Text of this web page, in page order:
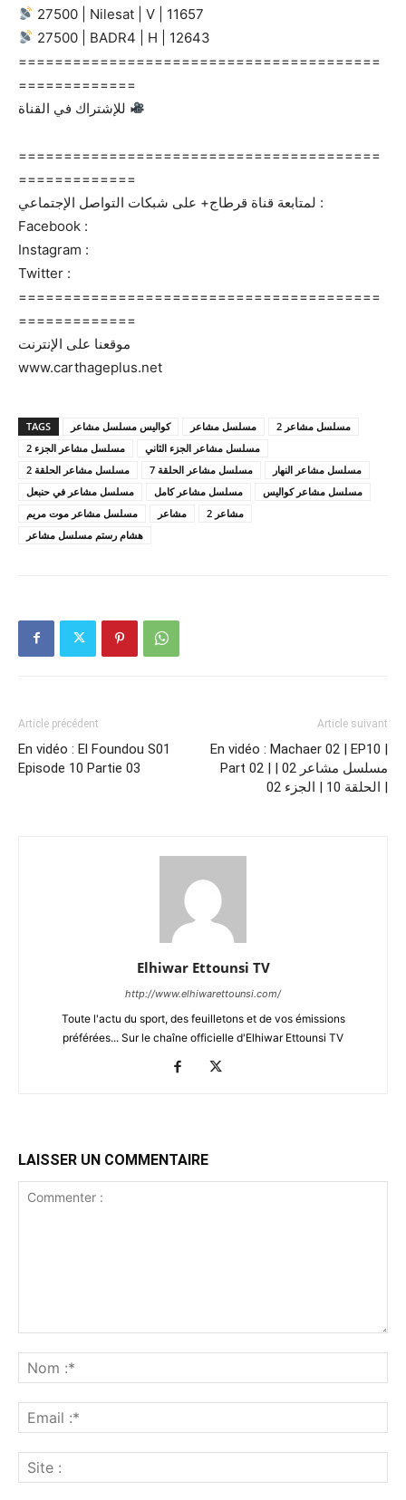
27500 | Nilesat | V | 11657
27500 | BADR4 | H | 12643
========================================
=============
========================================
=============
لمتابعة قناة قرطاج+ على شبكات التواصل الإجتماعي :
Facebook :
Instagram :
Twitter :
========================================
=============
موقعنا على الإنترنت
www.carthageplus.net
TAGS كواليس مسلسل مشاعر مسلسل مشاعر
مسلسل مشاعر 2
مسلسل مشاعر الجزء 2
مسلسل مشاعر الجزء الثاني
مسلسل مشاعر الحلقة 2
مسلسل مشاعر الحلقة 7
مسلسل مشاعر النهار
مسلسل مشاعر في حنبعل
مسلسل مشاعر كامل
مسلسل مشاعر كواليس
مسلسل مشاعر موت مريم
مشاعر
مشاعر 2
هشام رستم مسلسل مشاعر
Article précédent
En vidéo : El Foundou S01
Episode 10 Partie 03
Article suivant
En vidéo : Machaer 02 | EP10 |
Part 02 | مسلسل مشاعر 02 |
الحلقة 10 | الجزء 02 |
Elhiwar Ettounsi TV
http://www.elhiwarettounsi.com/
Toute l'actu du sport, des feuilletons et de vos émissions
préférées... Sur le chaîne officielle d'Elhiwar Ettounsi TV
LAISSER UN COMMENTAIRE